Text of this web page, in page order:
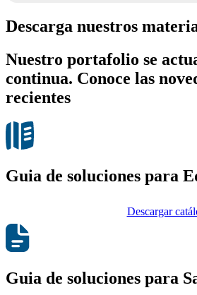
Descarga nuestros
Nuestro portafolio se
continua. Conoce las
recientes
Guia de soluciones para
Descargar
Guia de soluciones para